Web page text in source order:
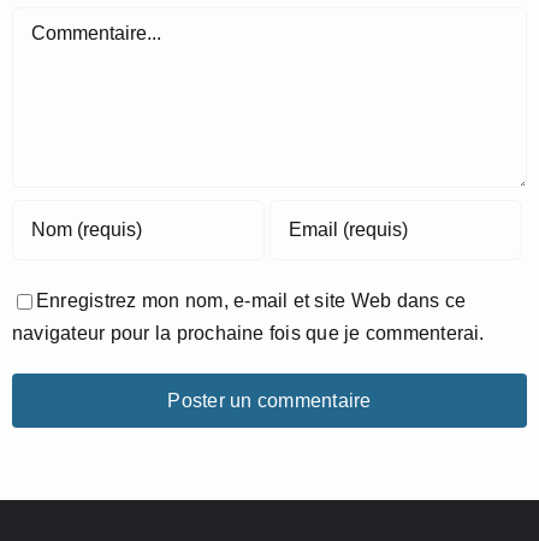
Commentaire
Enregistrez mon nom, e-mail et site Web dans ce
navigateur pour la prochaine fois que je commenterai.